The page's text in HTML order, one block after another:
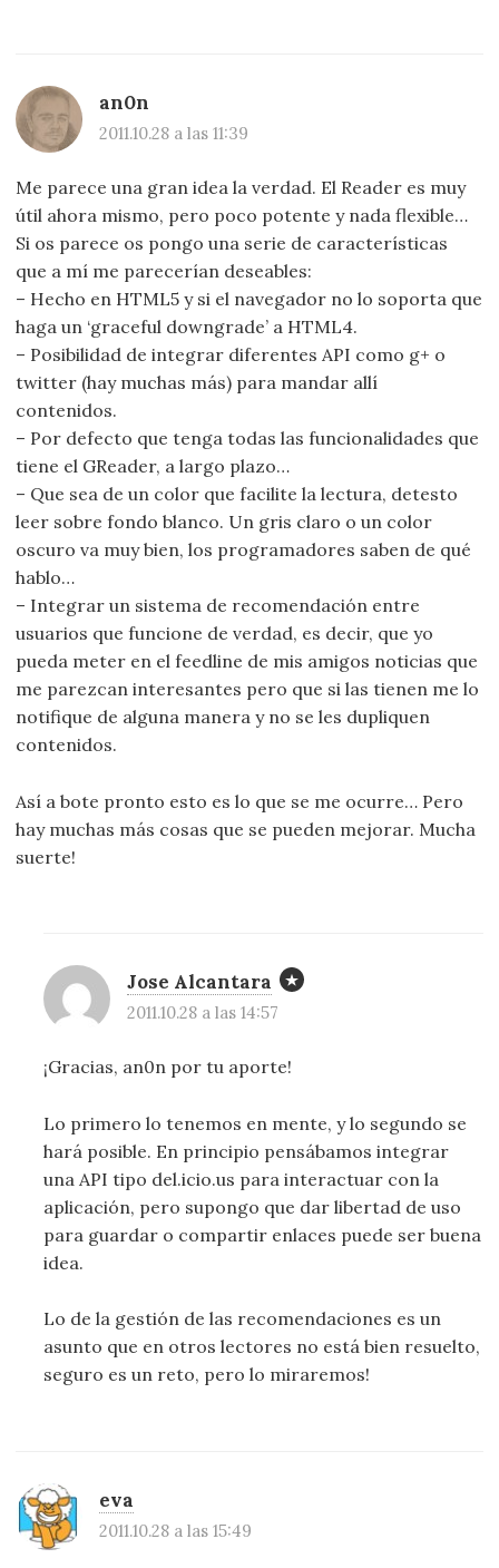
an0n
2011.10.28 a las 11:39
Me parece una gran idea la verdad. El Reader es muy
útil ahora mismo, pero poco potente y nada flexible…
Si os parece os pongo una serie de características
que a mí me parecerían deseables:
– Hecho en HTML5 y si el navegador no lo soporta que
haga un ‘graceful downgrade’ a HTML4.
– Posibilidad de integrar diferentes API como g+ o
twitter (hay muchas más) para mandar allí
contenidos.
– Por defecto que tenga todas las funcionalidades que
tiene el GReader, a largo plazo…
– Que sea de un color que facilite la lectura, detesto
leer sobre fondo blanco. Un gris claro o un color
oscuro va muy bien, los programadores saben de qué
hablo…
– Integrar un sistema de recomendación entre
usuarios que funcione de verdad, es decir, que yo
pueda meter en el feedline de mis amigos noticias que
me parezcan interesantes pero que si las tienen me lo
notifique de alguna manera y no se les dupliquen
contenidos.
Así a bote pronto esto es lo que se me ocurre… Pero
hay muchas más cosas que se pueden mejorar. Mucha
suerte!
Jose Alcantara
2011.10.28 a las 14:57
¡Gracias, an0n por tu aporte!
Lo primero lo tenemos en mente, y lo segundo se
hará posible. En principio pensábamos integrar
una API tipo del.icio.us para interactuar con la
aplicación, pero supongo que dar libertad de uso
para guardar o compartir enlaces puede ser buena
idea.
Lo de la gestión de las recomendaciones es un
asunto que en otros lectores no está bien resuelto,
seguro es un reto, pero lo miraremos!
eva
2011.10.28 a las 15:49